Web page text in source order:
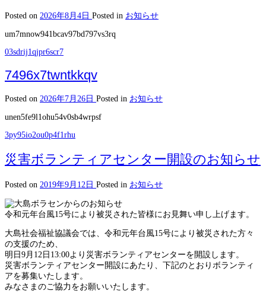
Posted on 2026年8月4日 Posted in お知らせ
um7mnow941bcav97bd797vs3rq
03sdrij1qjpr6scr7
7496x7twntkkqv
Posted on 2026年7月26日 Posted in お知らせ
unen5fe9l1ohu54v0sb4wrpsf
3py95io2ou0p4f1rhu
災害ボランティアセンター開設のお知らせ
Posted on 2019年9月12日 Posted in お知らせ
令和元年台風15号により被災された皆様にお見舞い申し上げます。
大島社会福祉協議会では、令和元年台風15号により被災された方々
の支援のため、
明日9月12日13:00より災害ボランティアセンターを開設します。
災害ボランティアセンター開設にあたり、下記のとおりボランティ
アを募集いたします。
みなさまのご協力をお願いいたします。